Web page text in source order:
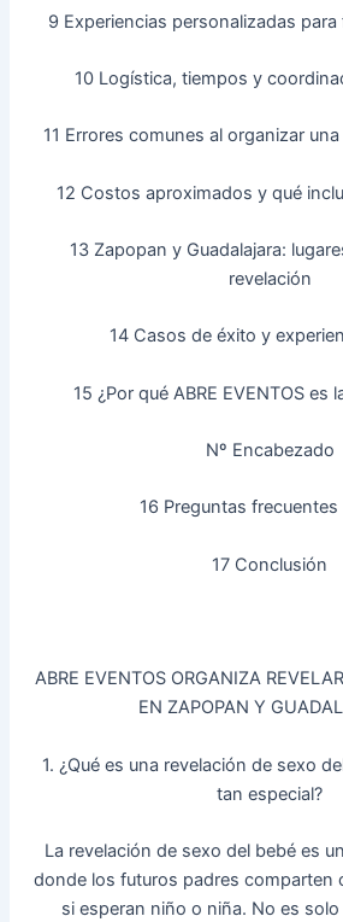
9 Experiencias personalizadas
10 Logística, tiempos y
11 Errores comunes al organizar
12 Costos aproximados y qué
13 Zapopan y Guadalajara:
revelación
14 Casos de éxito y
15 ¿Por qué ABRE EVENTOS es
Nº Encabezado
16 Preguntas frecuentes
17 Conclusión
ABRE EVENTOS ORGANIZA
EN ZAPOPAN Y
1. ¿Qué es una revelación de sexo
tan especial?
La revelación de sexo del bebé es
donde los futuros padres comparten
si esperan niño o niña. No es